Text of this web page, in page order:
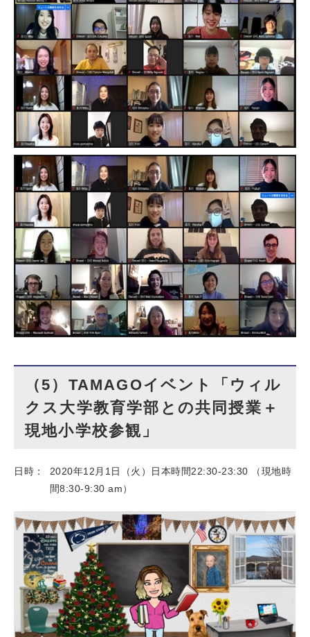
（5）TAMAGOイベント「ウィル
クス大学教育学部との共同授業＋
現地小学校参観」
日時：
2020年12月1日（火）日本時間22:30-23:30 （現地時
間8:30-9:30 am）